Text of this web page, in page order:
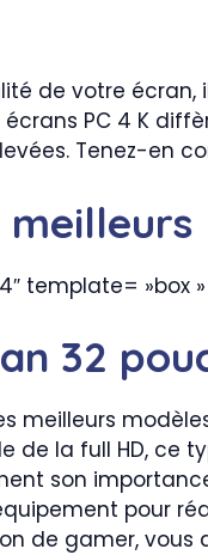
de votre
PC 4 K
Tenez-en
meilleurs
template= »box
32
meilleurs
de la full HD,
son
pour
de gamer, vous